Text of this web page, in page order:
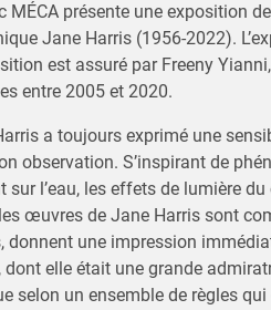
MÉCA présente une exposition
Jane Harris (1956-2022).
est assuré par Freeny
entre 2005 et 2020.
a toujours exprimé une
observation. S’inspirant de
sur l’eau, les effets de lumière
œuvres de Jane Harris sont
donnent une impression
dont elle était une grande
selon un ensemble de règles